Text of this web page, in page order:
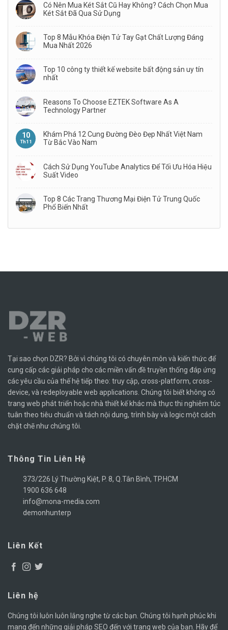
Có Nên Mua Két Sắt Cũ Hay Không? Cách Chọn Mua
Két Sắt Đã Qua Sử Dụng
Top 8 Mẫu Khóa Điện Tử Tay Gạt Chất Lượng Đáng
Mua Nhất 2026
Top 10 công ty thiết kế website bất động sản uy tín
nhất
Reasons To Choose EZTEK Software As A
Technology Partner
10
Th11
Khám Phá 12 Cung Đường Đèo Đẹp Nhất Việt Nam
Từ Bắc Vào Nam
Cách Sử Dụng YouTube Analytics Để Tối Ưu Hóa Hiệu
Suất Video
Top 8 Các Trang Thương Mại Điện Tử Trung Quốc
Phổ Biến Nhất
Tại sao chọn DZR? Bởi vì chúng tôi có chuyên môn và kiến ​​thức để
cung cấp các giải pháp cho các miền vấn đề truyền thống đáp ứng
các yêu cầu của thế hệ tiếp theo: truy cập, cross-platform, cross-
device, và redeployable web applications. Chúng tôi biết không có
trang web phát triển hoặc nhà thiết kế khác mà thực thi nghiêm túc
tuân theo tiêu chuẩn và tách nội dung, trình bày và logic một cách
chặt chẽ như chúng tôi.
Thông Tin Liên Hệ
373/226 Lý Thường Kiệt, P. 8, Q.Tân Bình, TP.HCM
1900 636 648
info@mona-media.com
demonhunterp
Liên Kết
Liên hệ
Chúng tôi luôn luôn lắng nghe từ các bạn. Chúng tôi hạnh phúc khi
mang đến những giải pháp SEO đến với trang web của bạn. Hãy để